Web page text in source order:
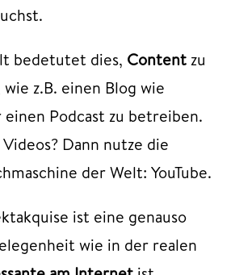
bedetutet dies, Contentzu
z.B. einen Blog wie
Podcast zu betreiben.
Dann nutze die
der Welt: YouTube.
ist eine genauso
wie in der realen